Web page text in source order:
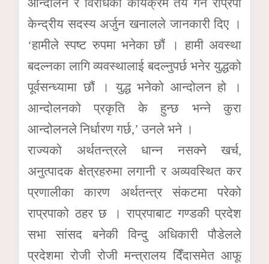
आन्दोलन र विरोधका कार्यक्रम तय गर्ने राप्रपा
केन्द्रीय सदस्य अर्जुन खनालले जानकारी दिए ।
‘हामीले स्पष्ट रुपमा भनेका छौं । हामी अवस्था
बदल्नका लागि व्यवस्थालाई बदल्नुपर्छ भनेर युद्धको
पूर्वसन्ध्यामा छौं । युद्ध भनेको आन्दोलन हो ।
आन्दोलनको प्रकृति के हुन्छ भन्ने कुरा
आन्दोलनले निर्धारण गर्छ,’ उनले भने ।
राज्यको अर्थतन्त्रले धान्न नसक्ने खर्च,
अनुत्पादक क्षेत्रहरुमा लगानी र अव्यवस्थित कर
प्रणालीका कारण अर्थतन्त्र संकटमा परेको
राप्रपाको ठहर छ । राप्रपाबाट गण्डकी प्रदेश
सभा सांसद बनेकी विन्दु अधिकारी पौडेलले
प्रदेशमा रोजी रोजी मन्त्रालय दिँदासमेत आफू